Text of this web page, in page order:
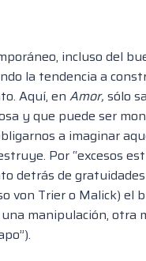
incluso del
la tendencia a
Aquí, en Amor, sólo
y que puede ser
a imaginar
Por “excesos
detrás de
von Trier o Malick) el
manipulación, otra